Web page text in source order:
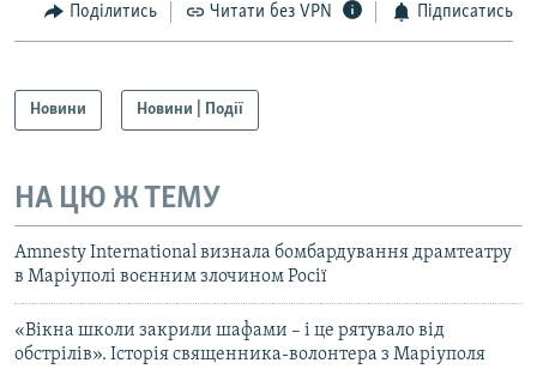
Поділитись Читати без VPN Підписатись
Новини Новини | Події
НА ЦЮ Ж ТЕМУ
Amnesty International визнала бомбардування драмтеатру
в Маріуполі воєнним злочином Росії
«Вікна школи закрили шафами – і це рятувало від
обстрілів». Історія священника-волонтера з Маріуполя